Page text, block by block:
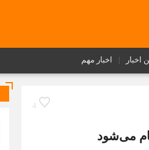
اخبار اخبار مهم
4
می‌شود